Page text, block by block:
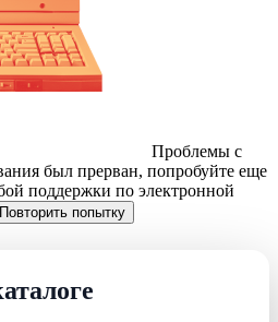
Проблемы с
был прерван, попробуйте еще
поддержки по электронной
Повторить попытку